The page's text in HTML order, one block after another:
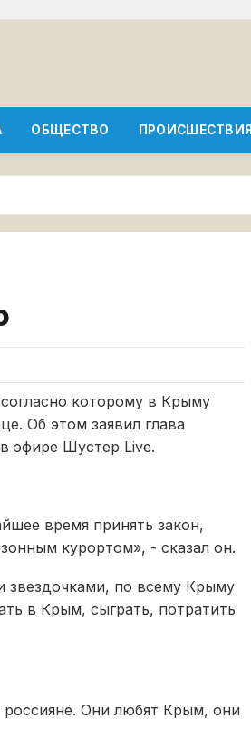
ОБЩЕСТВО ПРОИСШЕСТВИЯ
которому в Крыму
Об этом заявил глава
эфире Шустер Live.
время принять закон,
курортом», - сказал он.
звездочками, по всему Крыму
в Крым, сыграть, потратить
Они любят Крым, они